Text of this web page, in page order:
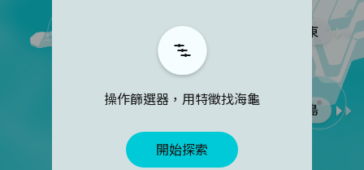
turtlespotintw@gmail.com
——
facebook instagram
綠島
台東
操作篩選器，用特徵找海龜
開始探索
左臉鱗片特徵